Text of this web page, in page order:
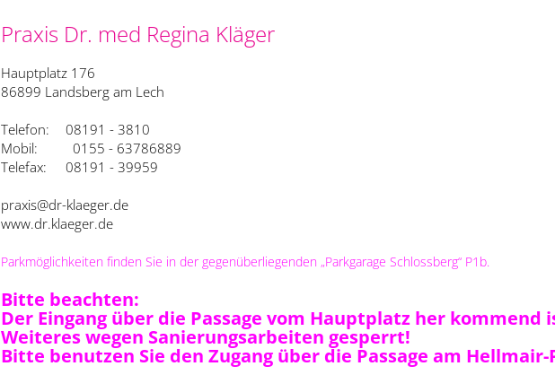
Praxis Dr. med Regina Kläger
Hauptplatz 176
86899 Landsberg am Lech
Telefon:
Mobil:
08191 - 3810
0155 - 63786889
Telefax:
08191 - 39959
praxis@dr-klaeger.de
www.dr.klaeger.de
Parkmöglichkeiten finden Sie in der gegenüberliegenden „Parkgarage Schlossberg“ P1b.
Bitte beachten:
Der Eingang über die Passage vom Hauptplatz her kommend
Weiteres wegen Sanierungsarbeiten gesperrt!
Bitte benutzen Sie den Zugang über die Passage am Hellmair-